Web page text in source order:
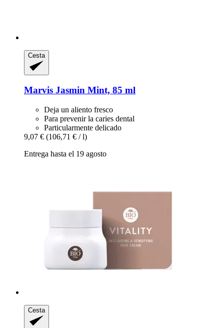
Cesta
Marvis Jasmin Mint, 85 ml
Deja un aliento fresco
Para prevenir la caries dental
Particularmente delicado
9,07 € (106,71 € / l)
Entrega hasta el 19 agosto
Cesta